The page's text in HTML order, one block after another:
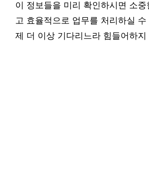
이 정보들을 미리 확인하시면 소
고 효율적으로 업무를 처리하실 수
제 더 이상 기다리느라 힘들어하지